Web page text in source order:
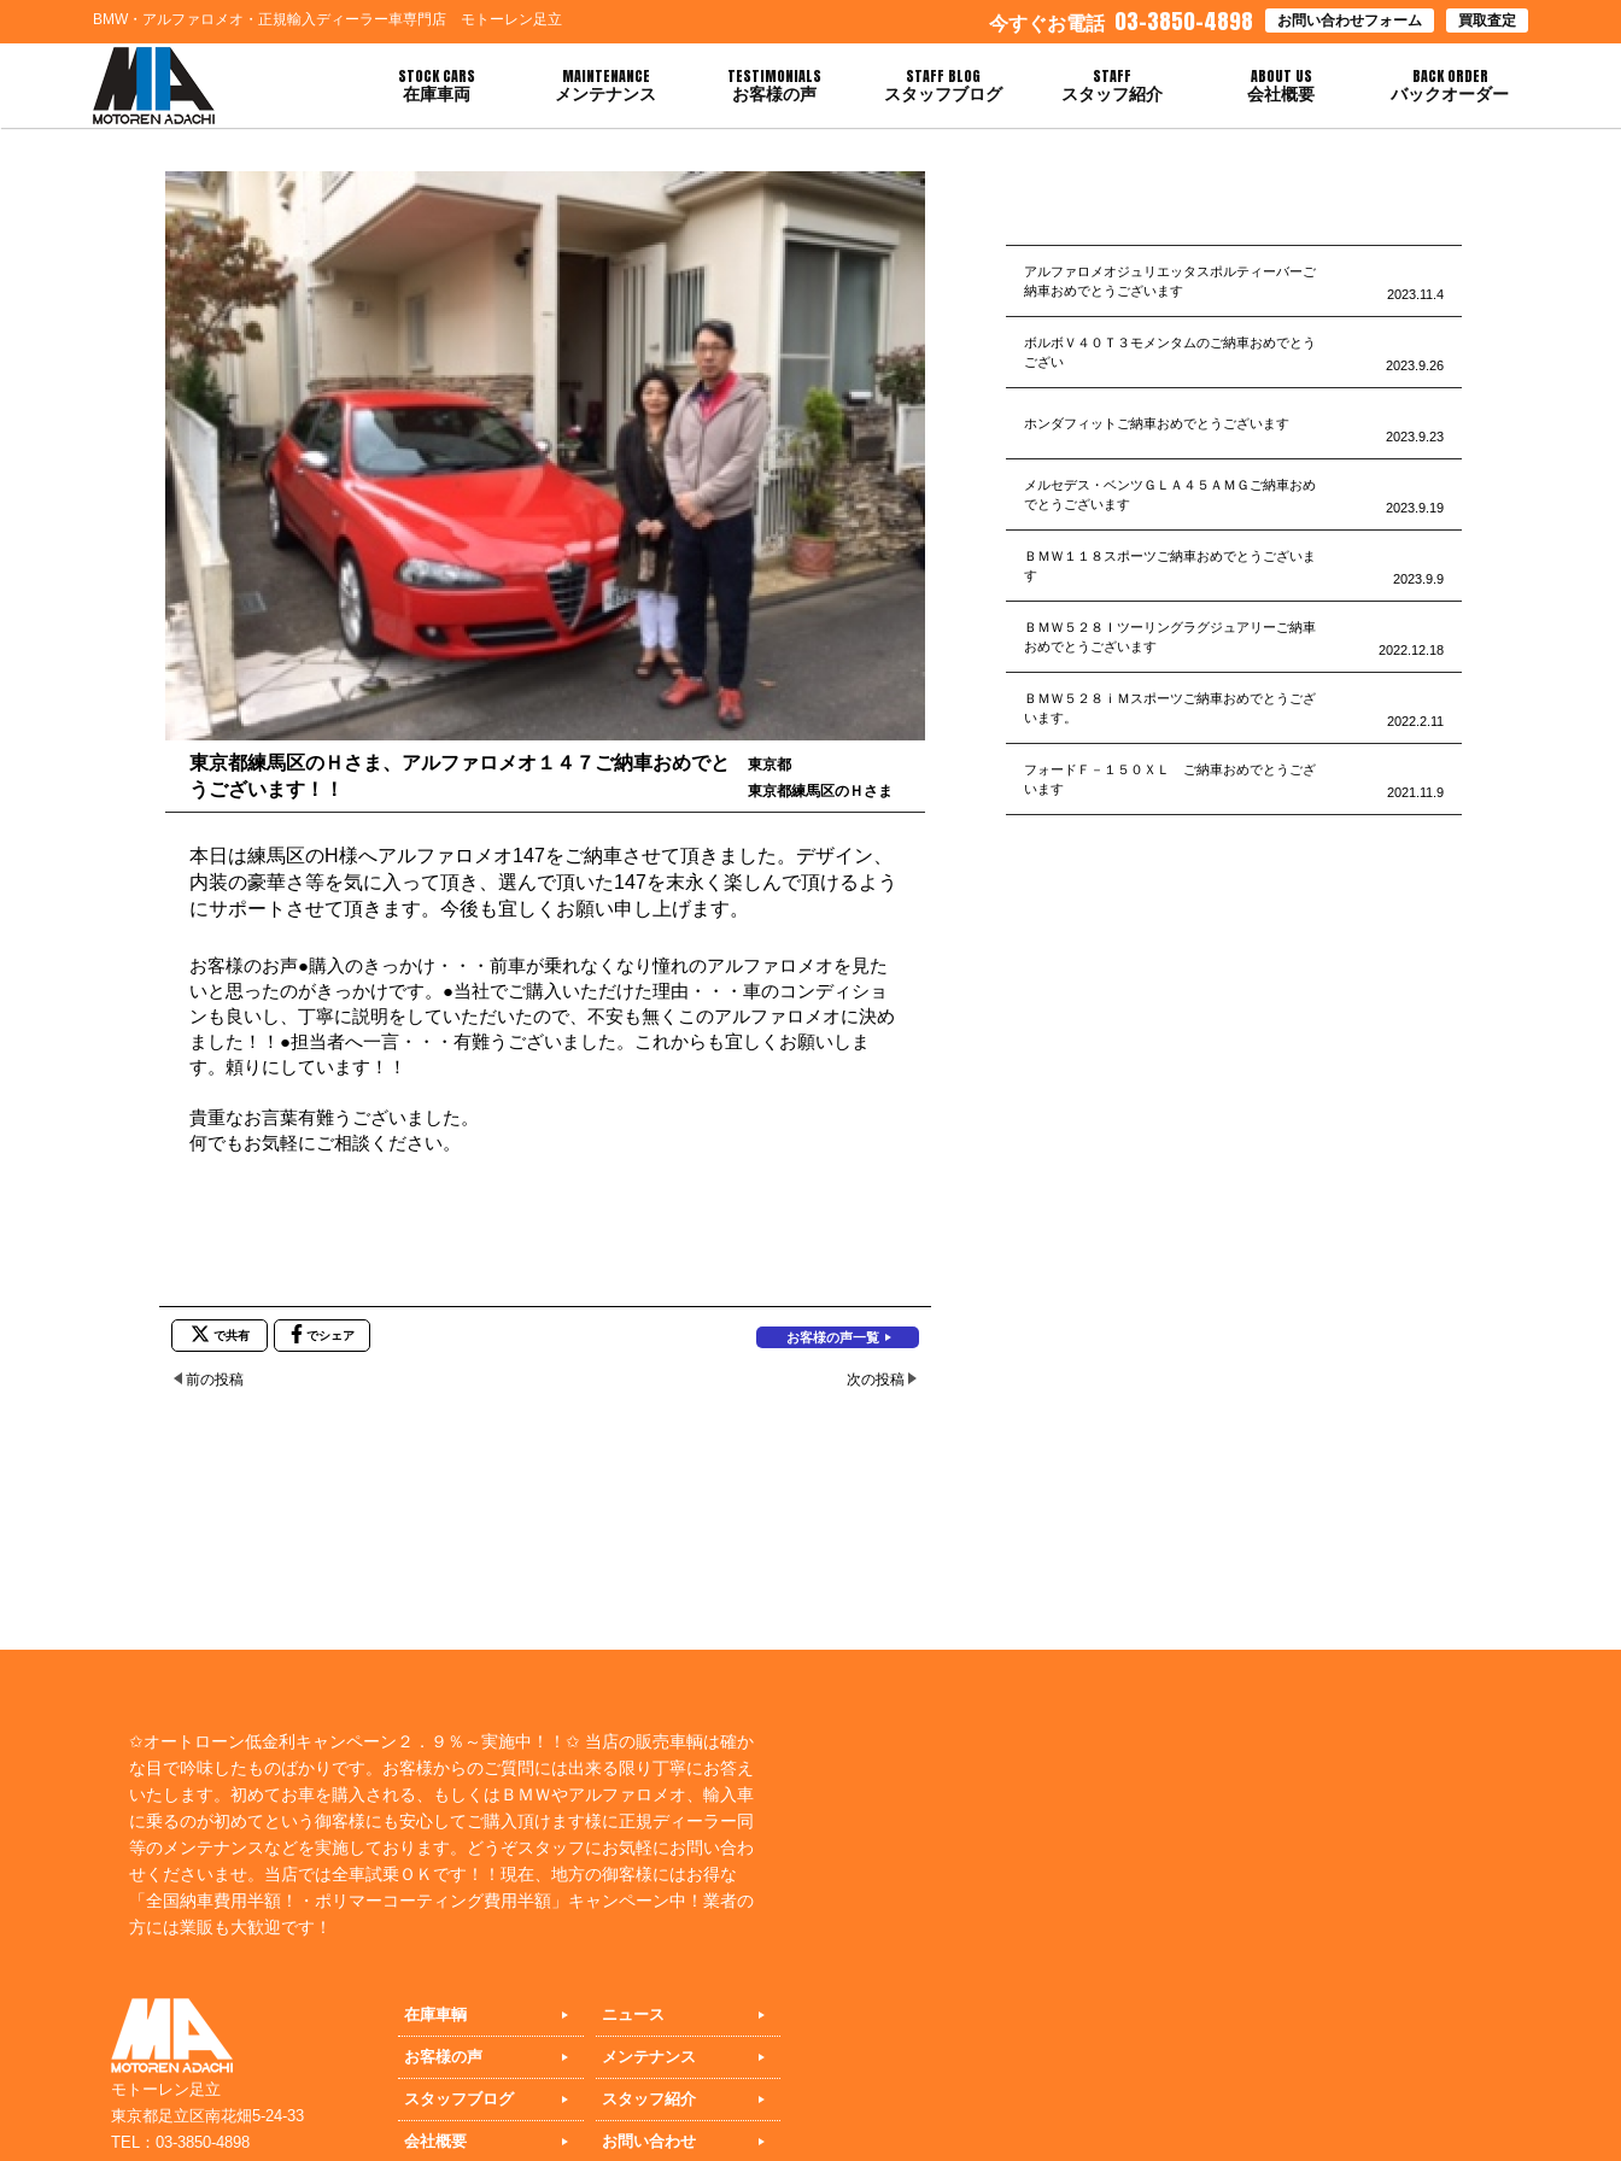
BMW・アルファロメオ・正規輸入ディーラー車専門店 モトーレン足立 今すぐお電話 03-3850-4898 お問い合わせフォーム 買取査定
STOCK CARS
在庫車両
MAINTENANCE
メンテナンス
TESTIMONIALS
お客様の声
STAFF BLOG
スタッフブログ
STAFF
スタッフ紹介
ABOUT US
会社概要
BACK ORDER
バックオーダー
HOME>お客様の声> 東京都練馬区のＨさま、アルファロメオ１４７ご納車おめでとうございます！！
東京都練馬区のＨさま、アルファロメオ１４７ご納車おめでと
うございます！！
東京都
東京都練馬区のＨさま
本日は練馬区のH様へアルファロメオ147をご納車させて頂きました。デザイン、
内装の豪華さ等を気に入って頂き、選んで頂いた147を末永く楽しんで頂けるよう
にサポートさせて頂きます。今後も宜しくお願い申し上げます。
お客様のお声●購入のきっかけ・・・前車が乗れなくなり憧れのアルファロメオを見た
いと思ったのがきっかけです。●当社でご購入いただけた理由・・・車のコンディショ
ンも良いし、丁寧に説明をしていただいたので、不安も無くこのアルファロメオに決め
ました！！●担当者へ一言・・・有難うございました。これからも宜しくお願いしま
す。頼りにしています！！
貴重なお言葉有難うございました。
何でもお気軽にご相談ください。
で共有 でシェア お客様の声一覧
前の投稿 次の投稿
アルファロメオジュリエッタスポルティーバーご
納車おめでとうございます
2023.11.4
ボルボＶ４０Ｔ３モメンタムのご納車おめでとう
ござい
2023.9.26
ホンダフィットご納車おめでとうございます
2023.9.23
メルセデス・ベンツＧＬＡ４５ＡＭＧご納車おめ
でとうございます
2023.9.19
ＢＭＷ１１８スポーツご納車おめでとうございま
す
2023.9.9
ＢＭＷ５２８Ｉツーリングラグジュアリーご納車
おめでとうございます
2022.12.18
ＢＭＷ５２８ｉＭスポーツご納車おめでとうござ
います。
2022.2.11
フォードＦ－１５０ＸＬ ご納車おめでとうござ
います
2021.11.9
✩オートローン低金利キャンペーン２．９％～実施中！！✩ 当店の販売車輌は確か
な目で吟味したものばかりです。お客様からのご質問には出来る限り丁寧にお答え
いたします。初めてお車を購入される、もしくはＢＭＷやアルファロメオ、輸入車
に乗るのが初めてという御客様にも安心してご購入頂けます様に正規ディーラー同
等のメンテナンスなどを実施しております。どうぞスタッフにお気軽にお問い合わ
せくださいませ。当店では全車試乗ＯＫです！！現在、地方の御客様にはお得な
「全国納車費用半額！・ポリマーコーティング費用半額」キャンペーン中！業者の
方には業販も大歓迎です！
モトーレン足立
東京都足立区南花畑5-24-33
TEL：03-3850-4898
在庫車輌 ニュース
お客様の声 メンテナンス
スタッフブログ スタッフ紹介
会社概要 お問い合わせ